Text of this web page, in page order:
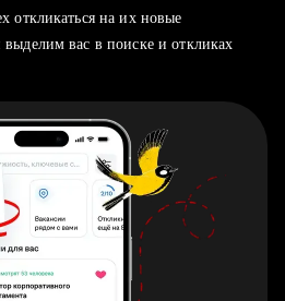
откликаться на их новые
вас в поиске и откликах